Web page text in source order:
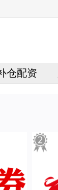
仓配资